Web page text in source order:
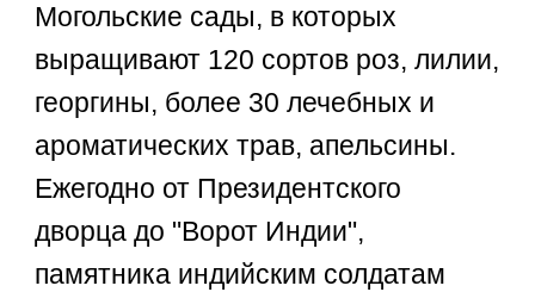
Могольские сады, в которых
выращивают 120 сортов роз, лилии,
георгины, более 30 лечебных и
ароматических трав, апельсины.
Ежегодно от Президентского
дворца до "Ворот Индии",
памятника индийским солдатам